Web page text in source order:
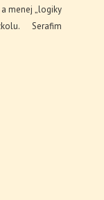
menej „logiky
Serafim